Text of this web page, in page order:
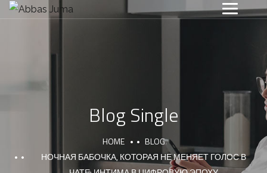
Blog Single
HOME
BLOG
НОЧНАЯ БАБОЧКА, КОТОРАЯ НЕ МЕНЯЕТ ГОЛОС В